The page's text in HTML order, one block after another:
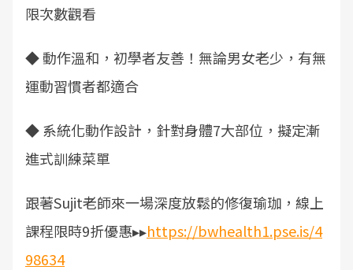
限次數觀看
◆ 動作溫和，初學者友善！無論男女老少，有無
運動習慣者都適合
◆ 系統化動作設計，針對身體7大部位，擬定漸
進式訓練菜單
跟著Sujit老師來一場深度放鬆的修復瑜珈，線上
課程限時9折優惠▸▸https://bwhealth1.pse.is/4
98634